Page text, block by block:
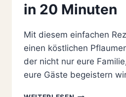
in 20 Minuten
Mit diesem einfachen
einen köstlichen
der nicht nur eure
eure Gäste begeistern
SUPER